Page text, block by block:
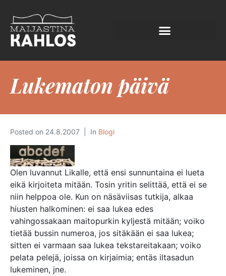
Lukematon päivä
Posted on 24.8.2007 In Blogi
Olen luvannut Likalle, että ensi sunnuntaina ei lueta
eikä kirjoiteta mitään. Tosin yritin selittää, että ei se
niin helppoa ole. Kun on näsäviisas tutkija, alkaa
hiusten halkominen: ei saa lukea edes
vahingossakaan maitopurkin kyljestä mitään; voiko
tietää bussin numeroa, jos sitäkään ei saa lukea;
sitten ei varmaan saa lukea tekstareitakaan; voiko
pelata pelejä, joissa on kirjaimia; entäs iltasadun
lukeminen, jne.